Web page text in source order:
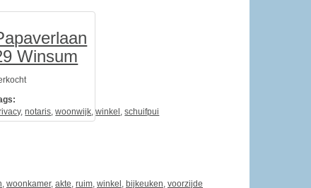
Winsum
,notaris,woonwijk,winkel ,schuifpui
, woonkamer, akte, ruim, winkel , bijkeuken, voorzijde